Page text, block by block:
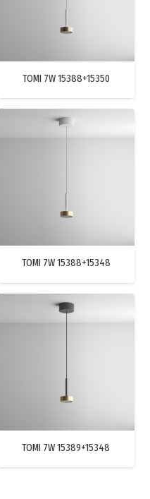
TOMI 7W 15388+15350
TOMI 7W 15388+15348
TOMI 7W 15389+15348